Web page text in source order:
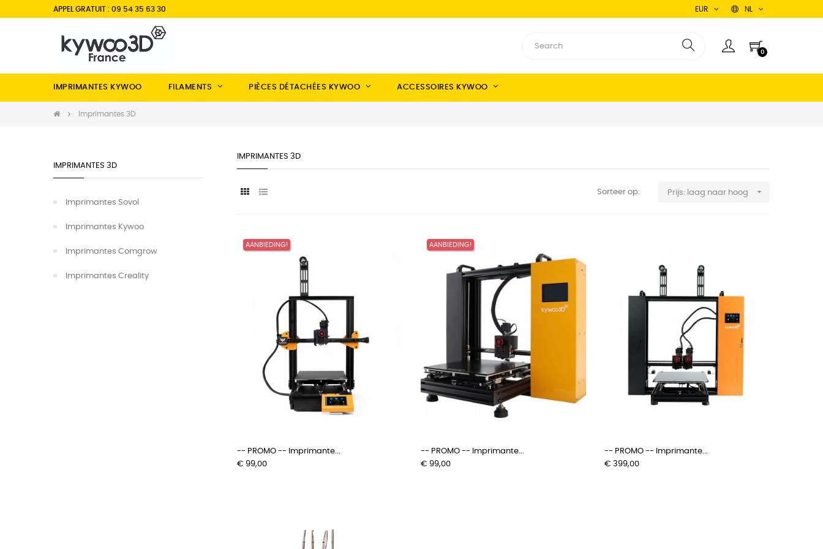
APPEL GRATUIT : 09 54 35 63 30 NL
EUR
0
IMPRIMANTES KYWOO FILAMENTS PIÈCES DÉTACHÉES KYWOO ACCESSOIRES KYWOO
Imprimantes 3D
IMPRIMANTES 3D
Imprimantes Sovol
Imprimantes Kywoo
Imprimantes Comgrow
Imprimantes Creality
IMPRIMANTES 3D
Sorteer op: Prijs: laag naar hoog 
AANBIEDING!
-- PROMO -- Imprimante...
Prijs
€ 99,00
AANBIEDING!
-- PROMO -- Imprimante...
Prijs
€ 99,00
-- PROMO -- Imprimante...
Prijs
€ 399,00